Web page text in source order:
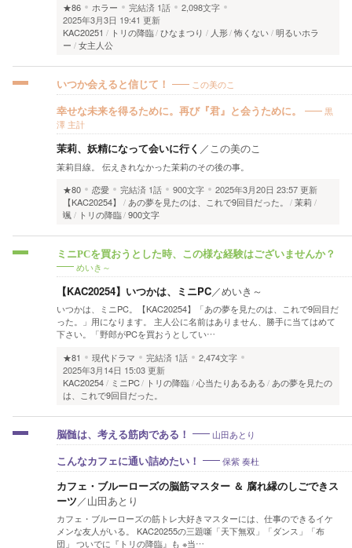
★86
ホラー 完結済 1話
2,098文字
2025年3月3日 19:41 更新
KAC20251
トリの降臨 ひなまつり 人形 怖くない 明るいホラ
ー
女主人公
いつか会えると信じて！ この美のこ
幸せな未来を得るために。再び『君』と会うために。
黒
澤 主計
茉莉、妖精になって会いに行く ／この美のこ
茉莉目線。 伝えきれなかった茉莉のその後の事。
★80
恋愛 完結済 1話 900文字
2025年3月20日 23:57 更新
【KAC20254】
あの夢を見たのは、これで9回目だった。
茉莉
颯
トリの降臨 900文字
ミニPCを買おうとした時、この様な経験はございませんか？
めいき～
【KAC20254】いつかは、ミニPC／めいき～
いつかは、ミニPC。【KAC20254】「あの夢を見たのは、これで9回目だ
った。」用になります。 主人公に名前はありません、勝手に当てはめて
下さい。「野郎がPCを買おうとしてい…
★81
現代ドラマ 完結済 1話
2,474文字
2025年3月14日 15:03 更新
KAC20254
ミニPC トリの降臨 心当たりあるある
あの夢を見たの
は、これで9回目だった。
脳髄は、考える筋肉である！ 山田あとり
こんなカフェに通い詰めたい！ 保紫 奏杜
カフェ・ブルーローズの脳筋マスター ＆ 腐れ縁のしごできス
ーツ ／山田あとり
カフェ・ブルーローズの筋トレ大好きマスターには、仕事のできるイケ
メンな友人がいる。 KAC20255の三題噺「天下無双」「ダンス」「布
団」 ついでに『トリの降臨』も ※当…